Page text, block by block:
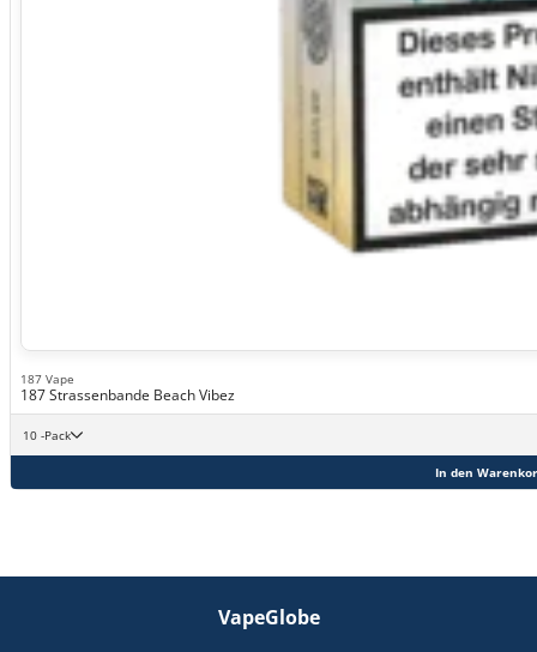
187 Vape
187 Strassenbande Beach Vibez
10 -Pack
In den
VapeGlobe